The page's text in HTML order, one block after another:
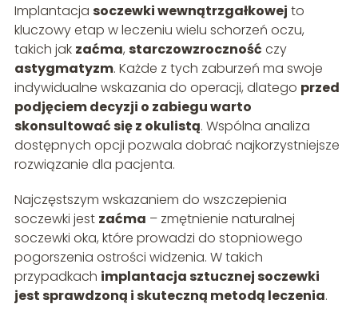
Implantacja soczewki wewnątrzgałkowej to
kluczowy etap w leczeniu wielu schorzeń oczu,
takich jak zaćma, starczowzroczność czy
astygmatyzm. Każde z tych zaburzeń ma swoje
indywidualne wskazania do operacji, dlatego przed
podjęciem decyzji o zabiegu warto
skonsultować się z okulistą. Wspólna analiza
dostępnych opcji pozwala dobrać najkorzystniejsze
rozwiązanie dla pacjenta.
Najczęstszym wskazaniem do wszczepienia
soczewki jest zaćma – zmętnienie naturalnej
soczewki oka, które prowadzi do stopniowego
pogorszenia ostrości widzenia. W takich
przypadkach implantacja sztucznej soczewki
jest sprawdzoną i skuteczną metodą leczenia.